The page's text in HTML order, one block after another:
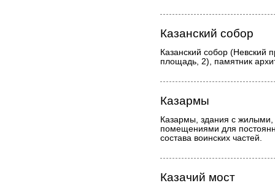
Казанский собор
Казанский собор (Невский
площадь, 2), памятник
Казармы
Казармы, здания с
помещениями для
состава воинских частей.
Казачий мост